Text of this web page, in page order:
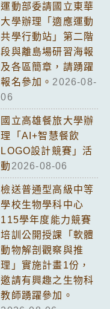
運動部委請國立東華
大學辦理「適應運動
共學行動站」第二階
段與離島場研習海報
及各區簡章，請踴躍
報名參加。 2026-08-
06
國立高雄餐旅大學辦
理「AI+智慧餐飲
LOGO設計競賽」活
動 2026-08-06
檢送普通型高級中等
學校生物學科中心
115學年度能力競賽
培訓公開授課「軟體
動物解剖觀察與推
理」實施計畫1份，
邀請有興趣之生物科
教師踴躍參加。